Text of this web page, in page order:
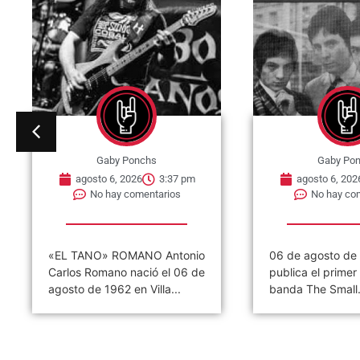
Gaby Ponchs
agosto 6, 2026
3:32 pm
No hay comentarios
06 de agosto de 1965, se
publica el primer single de la
banda The Small...
Gaby
agosto 6,
No hay
06 de agosto de
Ramones ofrece
concierto. Tal